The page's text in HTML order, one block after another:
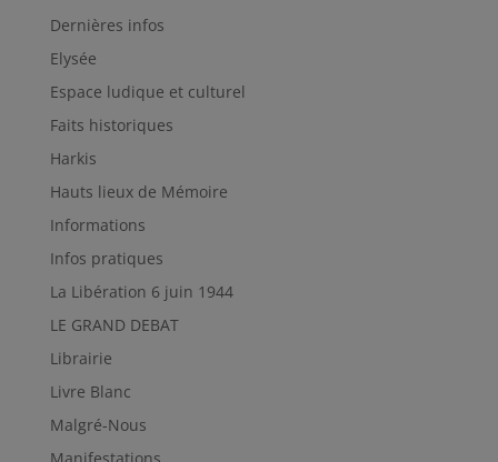
Dernières infos
Elysée
Espace ludique et culturel
Faits historiques
Harkis
Hauts lieux de Mémoire
Informations
Infos pratiques
La Libération 6 juin 1944
LE GRAND DEBAT
Librairie
Livre Blanc
Malgré-Nous